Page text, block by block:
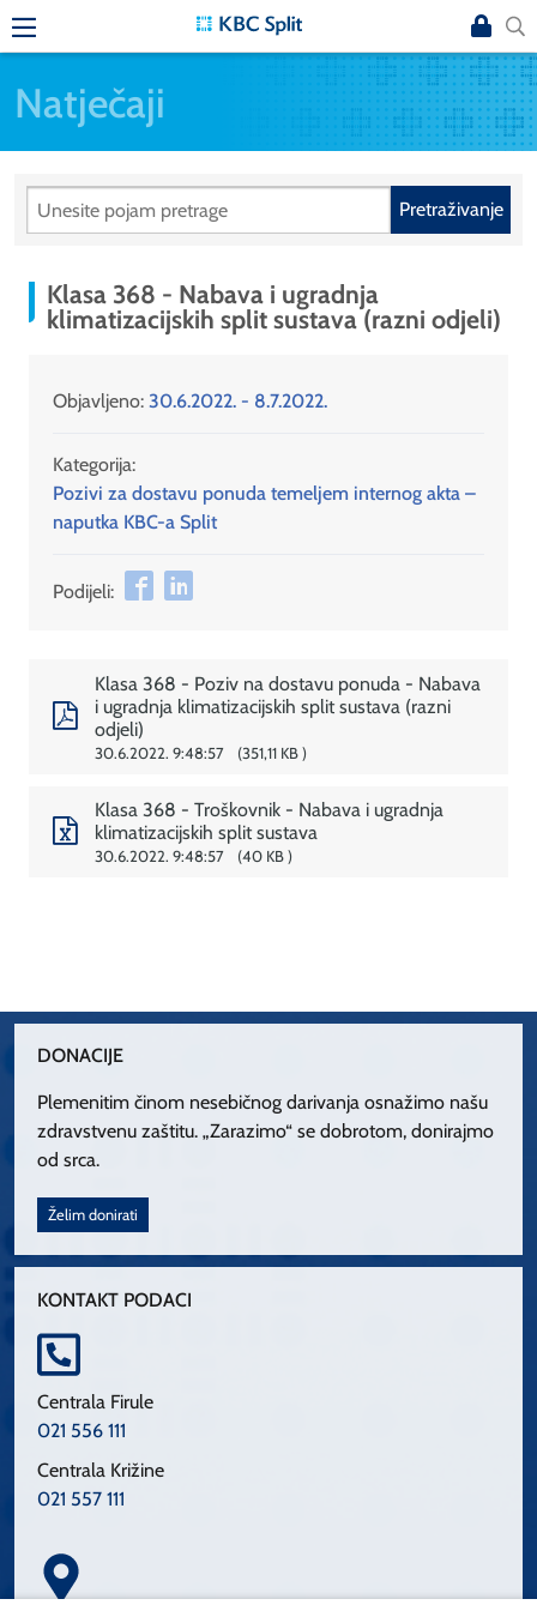
Natječaji
Pretraživanje
Klasa 368 - Nabava i ugradnja
klimatizacijskih split sustava (razni odjeli)
Objavljeno: 30.6.2022. - 8.7.2022.
Kategorija:
Pozivi za dostavu ponuda temeljem internog akta –
naputka KBC-a Split
Podijeli:
Klasa 368 - Poziv na dostavu ponuda - Nabava
i ugradnja klimatizacijskih split sustava (razni
odjeli)
30.6.2022. 9:48:57 351,11 KB
Klasa 368 - Troškovnik - Nabava i ugradnja
klimatizacijskih split sustava
30.6.2022. 9:48:57 40 KB
DONACIJE
Plemenitim činom nesebičnog darivanja osnažimo našu
zdravstvenu zaštitu. „Zarazimo“ se dobrotom, donirajmo
od srca.
Želim donirati
KONTAKT PODACI
Centrala Firule
021 556 111
Centrala Križine
021 557 111